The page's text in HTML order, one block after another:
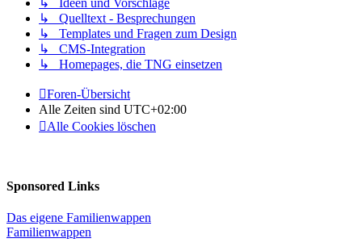
↳ Quelltext - Besprechungen
↳ Templates und Fragen zum Design
↳ CMS-Integration
↳ Homepages, die TNG einsetzen
Foren-Übersicht
Alle Zeiten sind UTC+02:00
Alle Cookies löschen
Sponsored Links
Das eigene Familienwappen
Familienwappen